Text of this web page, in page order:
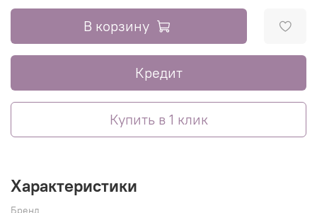
В корзину
Кредит
Купить в 1 клик
Характеристики
Бренд